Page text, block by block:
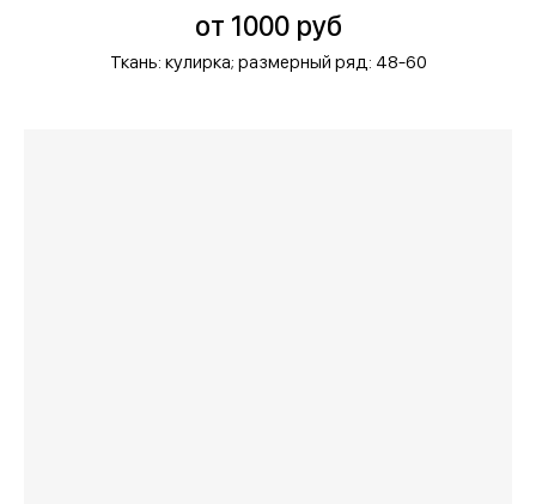
от 1000 руб
Ткань: кулирка; размерный ряд: 48-60